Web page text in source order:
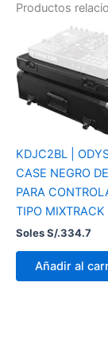
Productos
KDJC2BL |
CASE NEGRO
PARA
TIPO MIXTRACK
Soles S/.334.7
Añadir al